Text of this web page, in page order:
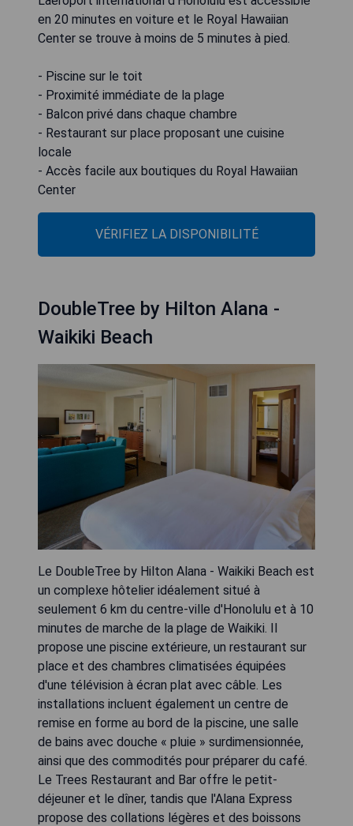
en 20 minutes en voiture et le Royal Hawaiian
Center se trouve à moins de 5 minutes à pied.
- Piscine sur le toit
- Proximité immédiate de la plage
- Balcon privé dans chaque chambre
- Restaurant sur place proposant une cuisine
locale
- Accès facile aux boutiques du Royal Hawaiian
Center
VÉRIFIEZ LA DISPONIBILITÉ
DoubleTree by Hilton Alana -
Waikiki Beach
Le DoubleTree by Hilton Alana - Waikiki Beach est
un complexe hôtelier idéalement situé à
seulement 6 km du centre-ville d'Honolulu et à 10
minutes de marche de la plage de Waikiki. Il
propose une piscine extérieure, un restaurant sur
place et des chambres climatisées équipées
d'une télévision à écran plat avec câble. Les
installations incluent également un centre de
remise en forme au bord de la piscine, une salle
de bains avec douche « pluie » surdimensionnée,
ainsi que des commodités pour préparer du café.
Le Trees Restaurant and Bar offre le petit-
déjeuner et le dîner, tandis que l'Alana Express
propose des collations légères et des boissons